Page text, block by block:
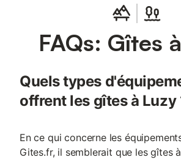
FAQs: Gîtes
Quels types
offrent les gîtes à Luzy
En ce qui concerne les
Gites.fr, il semblerait que les gîtes